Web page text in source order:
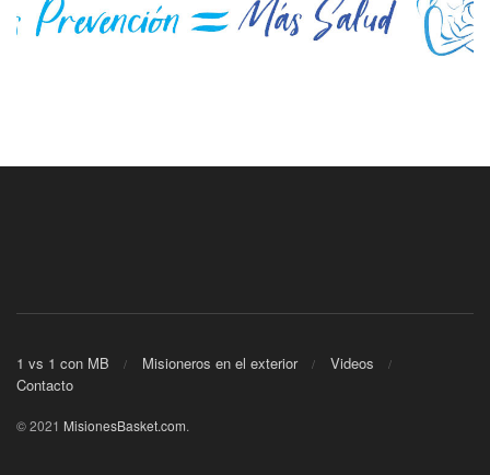
1 vs 1 con MB Misioneros en el exterior
Videos
Contacto
© 2021 MisionesBasket.com.